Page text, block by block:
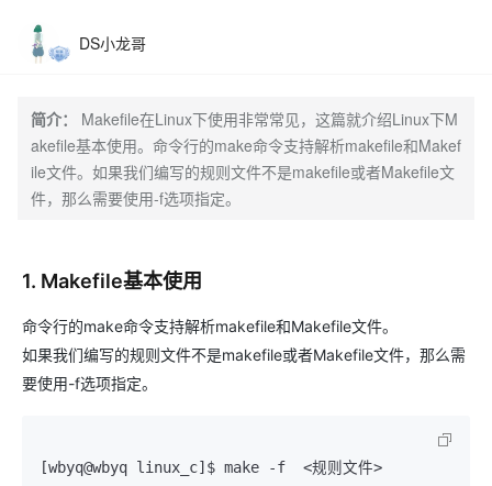
DS小龙哥
简介：
Makefile在Linux下使用非常常见，这篇就介绍Linux下M
akefile基本使用。命令行的make命令支持解析makefile和Makef
ile文件。如果我们编写的规则文件不是makefile或者Makefile文
件，那么需要使用-f选项指定。
1. Makefile基本使用
命令行的make命令支持解析makefile和Makefile文件。
如果我们编写的规则文件不是makefile或者Makefile文件，那么需
要使用-f选项指定。
[wbyq@wbyq linux_c]$ make -f  <规则文件>